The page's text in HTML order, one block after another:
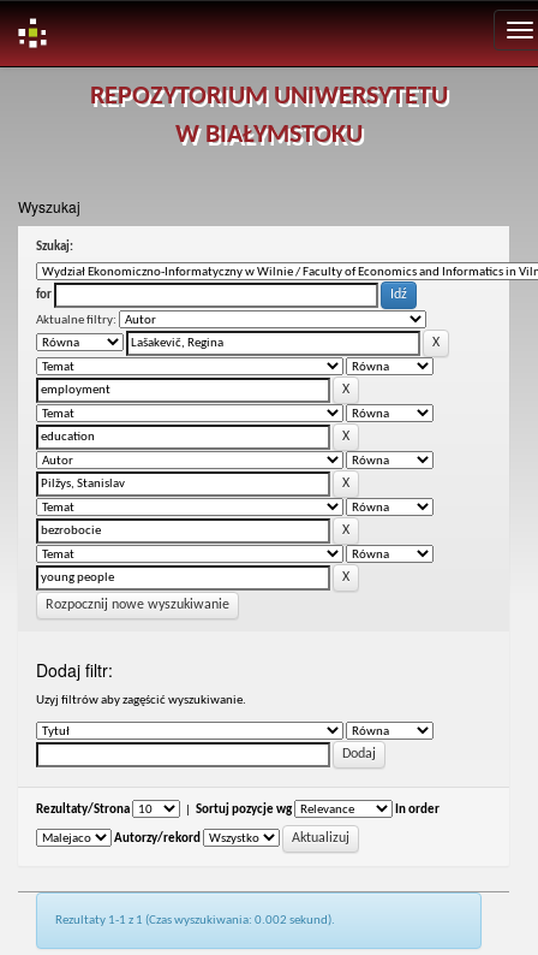
REPOZYTORIUM UNIWERSYTETU
W BIAŁYMSTOKU
Wyszukaj
Szukaj:
for
Aktualne filtry:
Rozpocznij nowe wyszukiwanie
Dodaj filtr:
Uzyj filtrów aby zagęścić wyszukiwanie.
Rezultaty/Strona Sortuj pozycje wg In order
Autorzy/rekord
Rezultaty 1-1 z 1 (Czas wyszukiwania: 0.002 sekund).